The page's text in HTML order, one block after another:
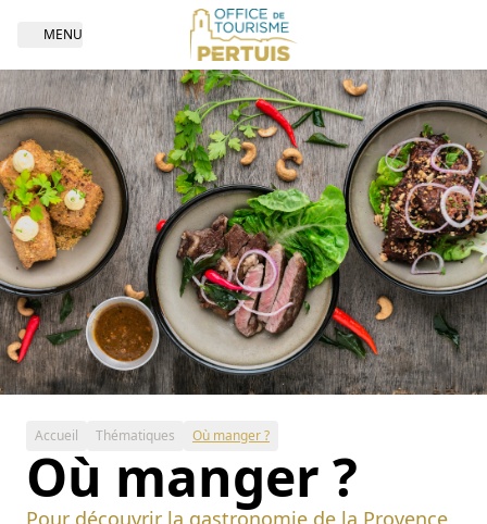
Open navigation
MENU
Accueil Thématiques Où manger ?
Où manger ?
Pour découvrir la gastronomie de la Provence